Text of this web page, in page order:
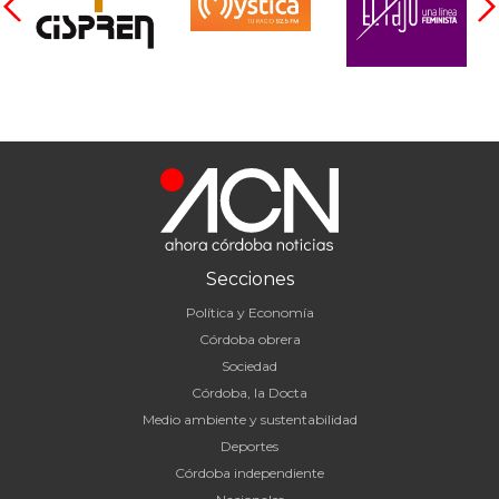
Secciones
Política y Economía
Córdoba obrera
Sociedad
Córdoba, la Docta
Medio ambiente y sustentabilidad
Deportes
Córdoba independiente